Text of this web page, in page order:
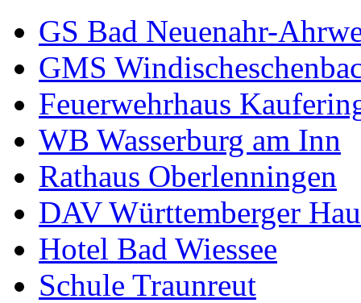
GS Bad Neuenahr-
GMS
Feuerwehrhaus
WB Wasserburg am Inn
Rathaus Oberlenningen
DAV Württemberger
Hotel Bad Wiessee
Schule Traunreut